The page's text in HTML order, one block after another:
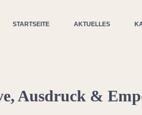
STARTSEITE AKTUELLES
Ausdruck &